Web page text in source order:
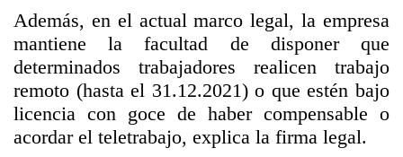
Además, en el actual marco legal, la empresa
mantiene la facultad de disponer que
determinados trabajadores realicen trabajo
remoto (hasta el 31.12.2021) o que estén bajo
licencia con goce de haber compensable o
acordar el teletrabajo, explica la firma legal.